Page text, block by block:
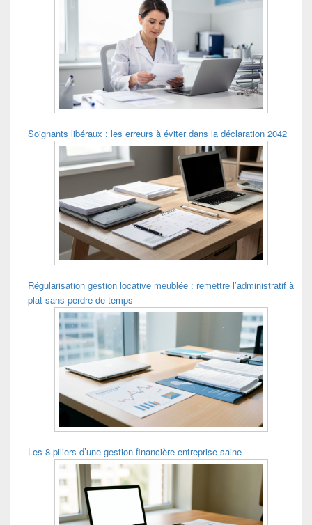
Soignants libéraux : les erreurs à éviter dans la déclaration 2042
Régularisation gestion locative meublée : remettre l’administratif à
plat sans perdre de temps
Les 8 piliers d’une gestion financière entreprise saine